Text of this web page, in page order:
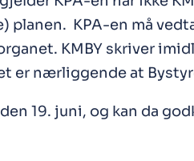
planen. KPA-en må
KMBY skriver
er nærliggende at
19. juni, og kan da